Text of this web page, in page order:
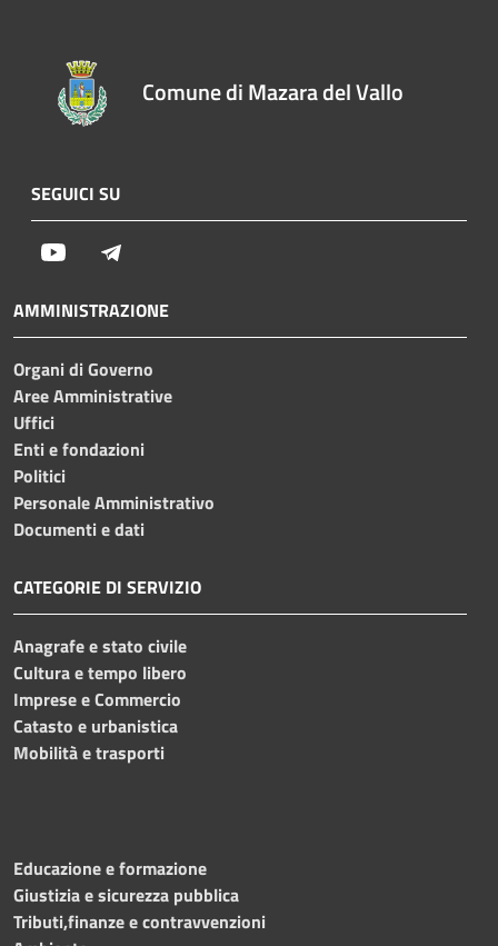
Comune di Mazara del Vallo
SEGUICI SU
Youtube
AMMINISTRAZIONE
Organi di Governo
Aree Amministrative
Uffici
Enti e fondazioni
Politici
Personale Amministrativo
Documenti e dati
CATEGORIE DI SERVIZIO
Anagrafe e stato civile
Cultura e tempo libero
Imprese e Commercio
Catasto e urbanistica
Mobilità e trasporti
Educazione e formazione
Giustizia e sicurezza pubblica
Tributi,finanze e contravvenzioni